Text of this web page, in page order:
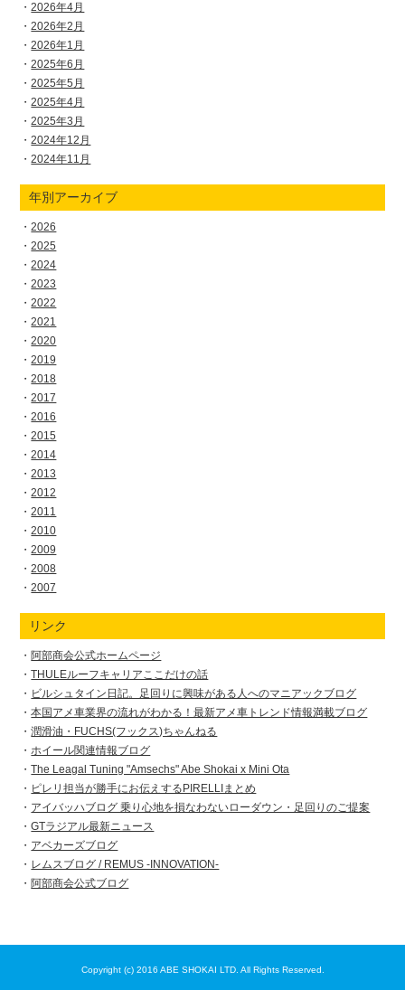
2026年4月
2026年2月
2026年1月
2025年6月
2025年5月
2025年4月
2025年3月
2024年12月
2024年11月
年別アーカイブ
2026
2025
2024
2023
2022
2021
2020
2019
2018
2017
2016
2015
2014
2013
2012
2011
2010
2009
2008
2007
リンク
阿部商会公式ホームページ
THULEルーフキャリアここだけの話
ビルシュタイン日記。足回りに興味がある人へのマニアックブログ
本国アメ車業界の流れがわかる！最新アメ車トレンド情報満載ブログ
潤滑油・FUCHS(フックス)ちゃんねる
ホイール関連情報ブログ
The Leagal Tuning "Amsechs" Abe Shokai x Mini Ota
ピレリ担当が勝手にお伝えするPIRELLIまとめ
アイバッハブログ 乗り心地を損なわないローダウン・足回りのご提案
GTラジアル最新ニュース
アベカーズブログ
レムスブログ / REMUS -INNOVATION-
阿部商会公式ブログ
Copyright (c) 2016 ABE SHOKAI LTD. All Rights Reserved.